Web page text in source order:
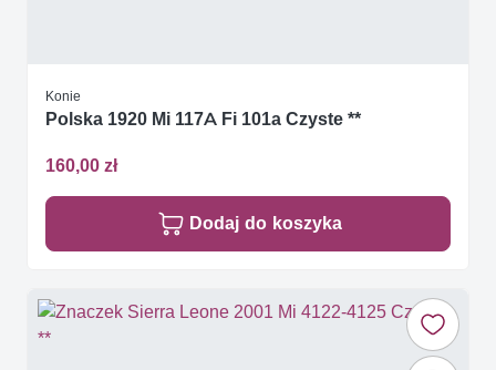
Konie
Polska 1920 Mi 117A Fi 101a Czyste **
160,00 zł
Dodaj do koszyka